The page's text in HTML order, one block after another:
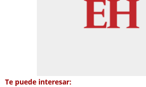
Te puede interesar: